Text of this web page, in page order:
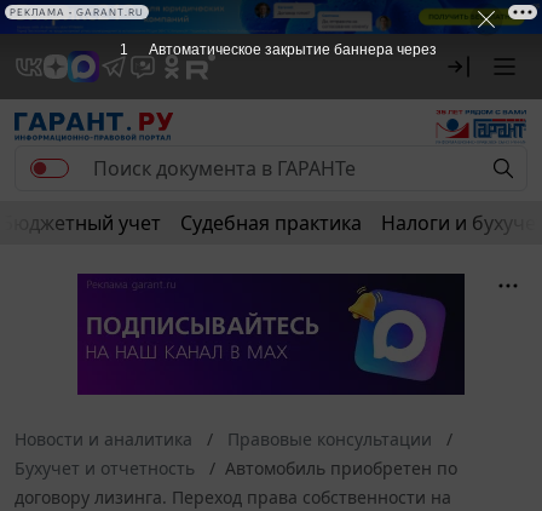
РЕКЛАМА
Бюджетный учет Судебная практика Налоги и
Новости и аналитика
Правовые консультации
Бухучет и отчетность
Автомобиль приобретен по
договору лизинга. Переход права собственности на
1 Автоматическое закрытие баннера через
РЕКЛАМА • GARANT.RU